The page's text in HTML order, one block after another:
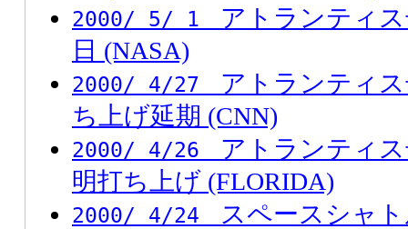
2000/ 5/ 1 アトランティ
日 (NASA)
2000/ 4/27 アトランティ
ち上げ延期 (CNN)
2000/ 4/26 アトランティ
明打ち上げ (FLORIDA)
2000/ 4/24
スペースシャ